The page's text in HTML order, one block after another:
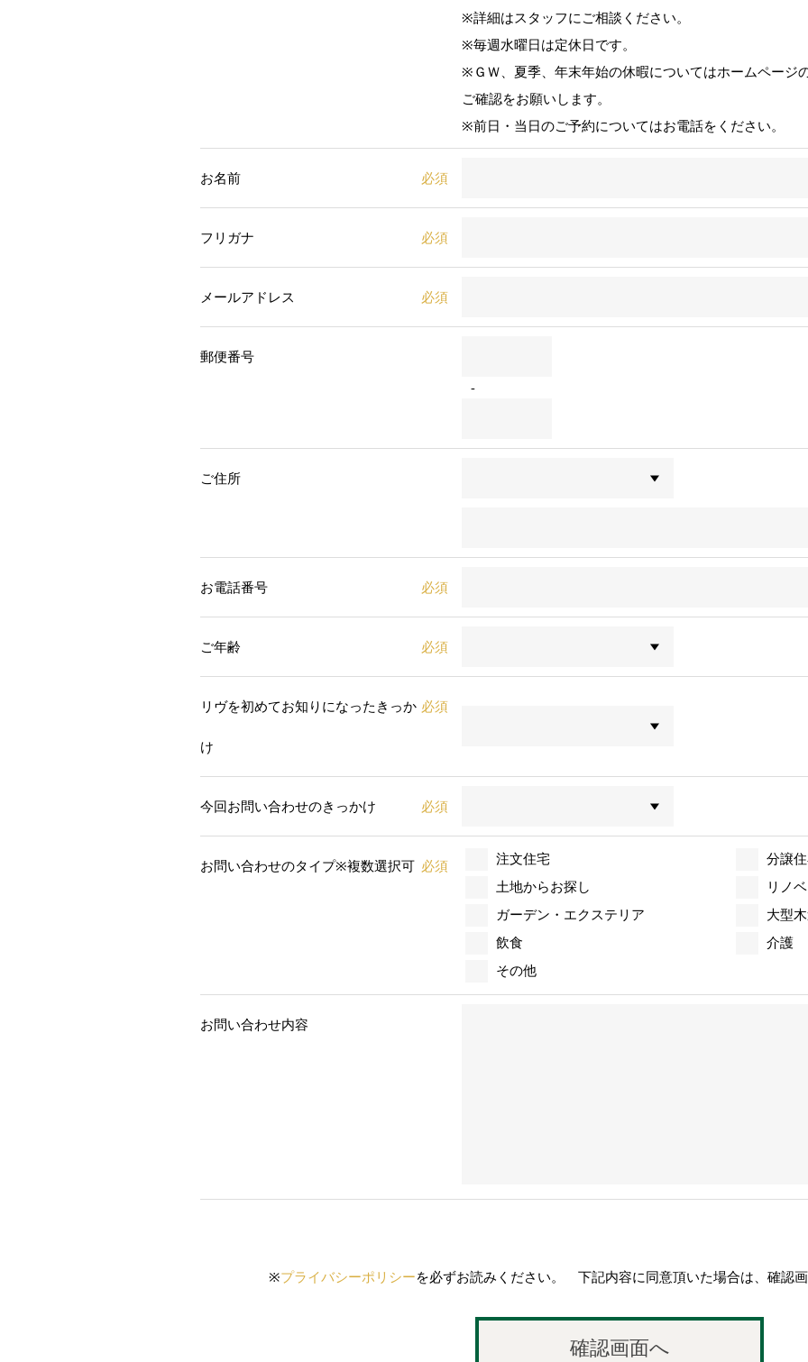
※詳細はスタッフにご相談ください。
※毎週水曜日は定休日です。
※ＧＷ、夏季、年末年始の休暇についてはホームページ
ご確認をお願いします。
※前日・当日のご予約についてはお電話をください。
必須
お名前
必須
フリガナ
必須
メールアドレス
郵便番号
-
ご住所
必須
お電話番号
必須
ご年齢
必須
リヴを初めてお知りになったきっか
け
必須
今回お問い合わせのきっかけ
必須
お問い合わせのタイプ※複数選択可 注文住宅
分譲
土地からお探し
リノ
ガーデン・エクステリア
大型
飲食
介護
その他
お問い合わせ内容
※プライバシーポリシーを必ずお読みください。 下記内容に同意頂いた場合は、確認画